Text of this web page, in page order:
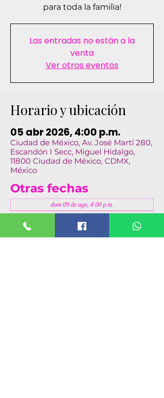
para toda la familia!
Las entradas no están a la
venta
Ver otros eventos
Horario y ubicación
05 abr 2026, 4:00 p.m.
Ciudad de México, Av. José Martí 280,
Escandón I Secc, Miguel Hidalgo,
11800 Ciudad de México, CDMX,
México
Otras fechas
dom 09 de ago, 4:00 p.m.
dom 23 de ago, 4:00 p.m.